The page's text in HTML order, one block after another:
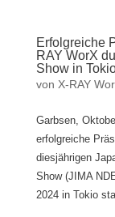
Erfolgreiche
RAY WorX
Show in
von X-RAY
Garbsen,
erfolgreiche
diesjährigen
Show (JIMA
2024 in Tokio